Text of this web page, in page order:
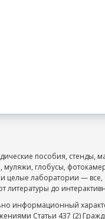
пособия, стенды,
муляжи, глобусы,
целые лаборатории — все,
до
информационный
Статьи 437 (2)